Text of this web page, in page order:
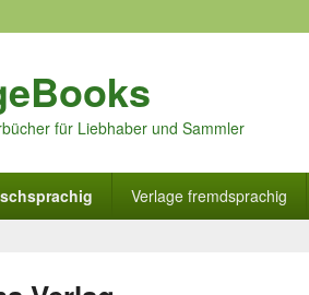
für Liebhaber und Sammler
Verlage fremdsprachig